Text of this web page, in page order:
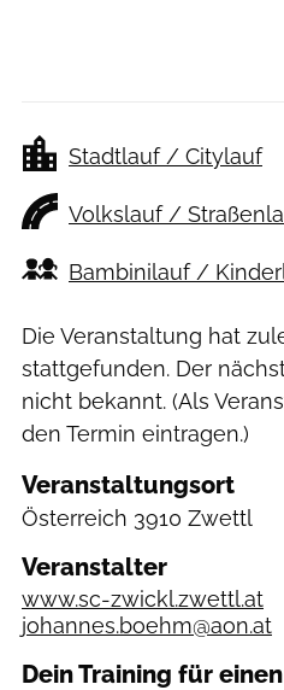
Stadtlauf / Citylauf
Volkslauf /
Bambinilauf /
Die Veranstaltung hat
stattgefunden. Der
nicht bekannt. (Als
den Termin eintragen.)
Veranstaltungsort
Österreich 3910 Zwettl
Veranstalter
www.sc-zwickl.zwettl.at
johannes.boehm@aon.at
Dein Training für